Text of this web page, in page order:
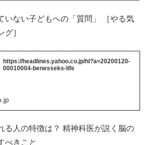
いない子どもへの「質問」 ［やる気
グ］
https://headlines.yahoo.co.jp/hl?a=20200120-
00010004-benesseks-life
る人の特徴は？ 精神科医が説く脳の
べきこと